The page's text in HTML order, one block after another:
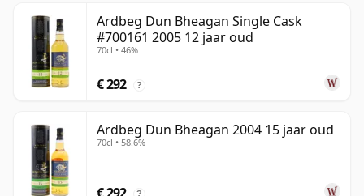
Ardbeg Dun Bheagan Single Cask
#700161 2005 12 jaar oud
70cl • 46%
€ 292 ?
Ardbeg Dun Bheagan 2004 15 jaar oud
70cl • 58.6%
?